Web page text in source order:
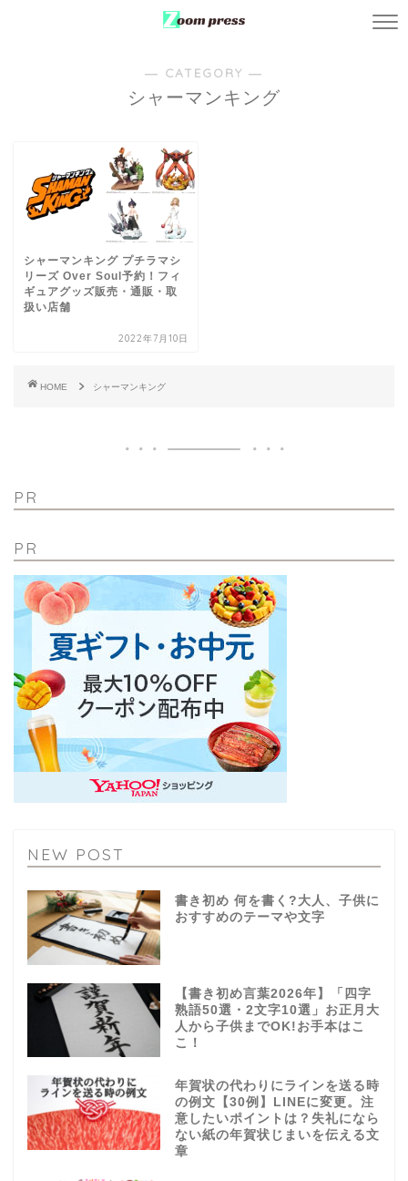
― CATEGORY ―
シャーマンキング
シャーマンキング プチラマシ
リーズ Over Soul予約！フィ
ギュアグッズ販売・通販・取
扱い店舗
2022年7月10日
HOME シャーマンキング
PR
PR
NEW POST
書き初め 何を書く?大人、子供に
おすすめのテーマや文字
【書き初め言葉2026年】「四字
熟語50選・2文字10選」お正月大
人から子供までOK!お手本はこ
こ！
年賀状の代わりにラインを送る時
の例文【30例】LINEに変更。注
意したいポイントは？失礼になら
ない紙の年賀状じまいを伝える文
章